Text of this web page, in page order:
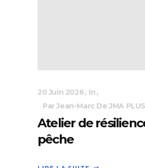
20 Juin 2026
In
Par Jean-Marc De JMA PLUS
Atelier de
pêche